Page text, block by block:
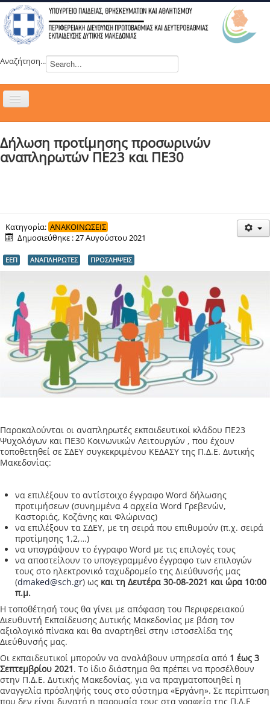
Αναζήτηση...
Εναλλαγή
ΝΕΑ
ΣΥΜΒΟΥΛΙΑ
ΔΡΑΣΕΙΣ
ΕΠΙΚΟΙΝΩΝΙΑ
ΕΞ ΑΠΟΣΤΑΣΕΩΣ ΕΚΠΑΙΔΕΥΣΗ
Δήλωση προτίμησης προσωρινών
αναπληρωτών ΠΕ23 και ΠΕ30
Κατηγορία: ΑΝΑΚΟΙΝΩΣΕΙΣ
Δημοσιεύθηκε : 27 Αυγούστου 2021
ΕΕΠ ΑΝΑΠΛΗΡΩΤΕΣ ΠΡΟΣΛΗΨΕΙΣ
Παρακαλούνται οι αναπληρωτές εκπαιδευτικοί κλάδου ΠΕ23
Ψυχολόγων και ΠΕ30 Κοινωνικών Λειτουργών , που έχουν
τοποθετηθεί σε ΣΔΕΥ συγκεκριμένου ΚΕΔΑΣΥ της Π.Δ.Ε. Δυτικής
Μακεδονίας:
να επιλέξουν το αντίστοιχο έγγραφο Word δήλωσης
προτιμήσεων (συνημμένα 4 αρχεία Word Γρεβενών,
Καστοριάς, Κοζάνης και Φλώρινας)
να επιλέξουν τα ΣΔΕΥ, με τη σειρά που επιθυμούν (π.χ. σειρά
προτίμησης 1,2,…)
να υπογράψουν το έγγραφο Word με τις επιλογές τους
να αποστείλουν το υπογεγραμμένο έγγραφο των επιλογών
τους στο ηλεκτρονικό ταχυδρομείο της Διεύθυνσής μας
(dmaked@sch.gr) ως και τη Δευτέρα 30-08-2021 και ώρα 10:00
π.μ.
Η τοποθέτησή τους θα γίνει με απόφαση του Περιφερειακού
Διευθυντή Εκπαίδευσης Δυτικής Μακεδονίας με βάση τον
αξιολογικό πίνακα και θα αναρτηθεί στην ιστοσελίδα της
Διεύθυνσής μας.
Οι εκπαιδευτικοί μπορούν να αναλάβουν υπηρεσία από 1 έως 3
Σεπτεμβρίου 2021. Το ίδιο διάστημα θα πρέπει να προσέλθουν
στην Π.Δ.Ε. Δυτικής Μακεδονίας, για να πραγματοποιηθεί η
αναγγελία πρόσληψής τους στο σύστημα «Εργάνη». Σε περίπτωση
που δεν είναι δυνατή η παρουσία τους στα γραφεία της Π.Δ.Ε